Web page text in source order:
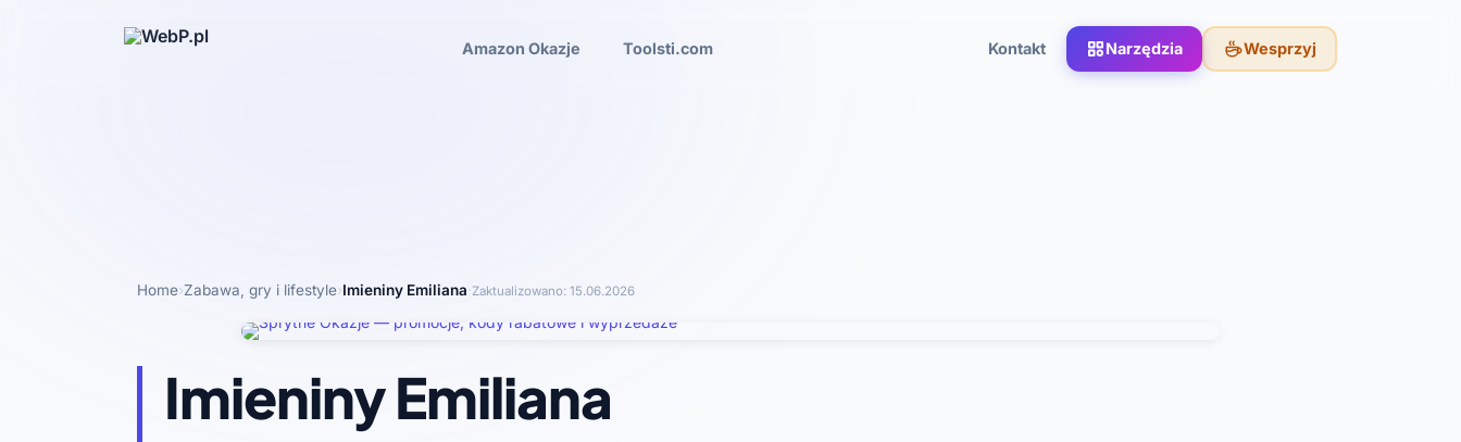
Amazon Okazje Toolsti.com Kontakt Narzędzia Wesprzyj
Home›Zabawa, gry i lifestyle›Imieniny Emiliana·Zaktualizowano: 15.06.2026
Imieniny Emiliana